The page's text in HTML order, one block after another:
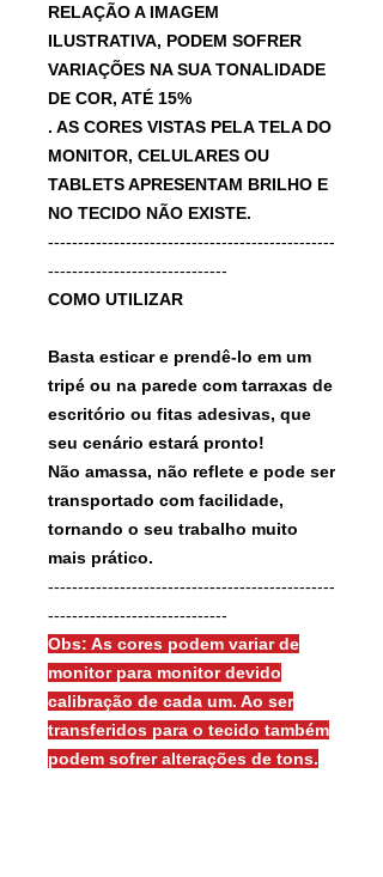
RELAÇÃO A IMAGEM
ILUSTRATIVA, PODEM SOFRER
VARIAÇÕES NA SUA TONALIDADE
DE COR, ATÉ 15%
. AS CORES VISTAS PELA TELA DO
MONITOR, CELULARES OU
TABLETS APRESENTAM BRILHO E
NO TECIDO NÃO EXISTE.
------------------------------------------------
------------------------------
COMO UTILIZAR
Basta esticar e prendê-lo em um
tripé ou na parede com tarraxas de
escritório ou fitas adesivas, que
seu cenário estará pronto!
Não amassa, não reflete e pode ser
transportado com facilidade,
tornando o seu trabalho muito
mais prático.
------------------------------------------------
------------------------------
Obs: As cores podem variar de
monitor para monitor devido
calibração de cada um. Ao ser
transferidos para o tecido também
podem sofrer alterações de tons.